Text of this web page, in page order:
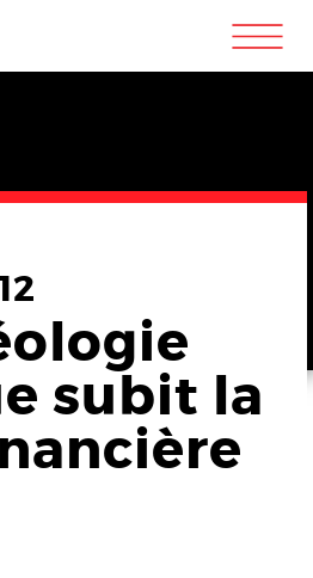
m
subit la